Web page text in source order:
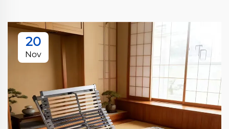
20
Nov